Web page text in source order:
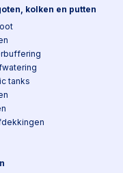
kolken en putten
tanks